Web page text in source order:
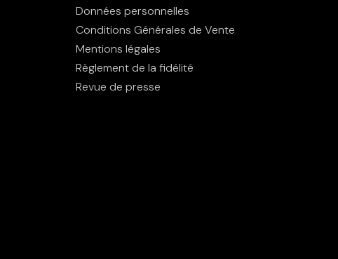
Données personnelles
Conditions Générales de Vente
Mentions légales
Règlement de la fidélité
Revue de presse